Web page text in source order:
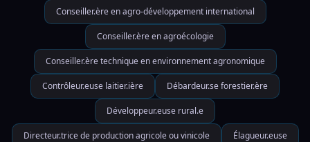
Conseiller.ère en agro-développement international
Conseiller.ère en agroécologie
Conseiller.ère technique en environnement agronomique
Contrôleur.euse laitier.ière Débardeur.se forestier.ère
Développeur.euse rural.e
Directeur.trice de production agricole ou vinicole Élagueur.euse